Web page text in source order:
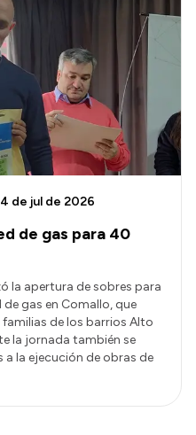
de gas para 40
de jul de 2026
la apertura de sobres para
gas en Comallo, que
de los barrios Alto
la jornada también se
la ejecución de obras de